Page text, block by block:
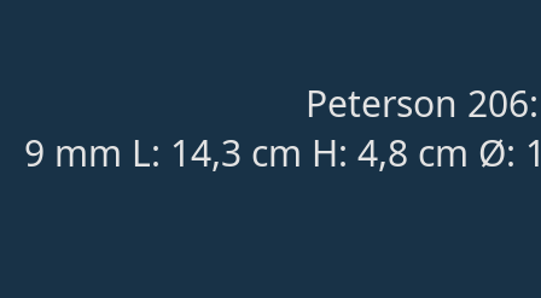
Peterson
9 mm L: 14,3 cm H: 4,8 cm Ø: